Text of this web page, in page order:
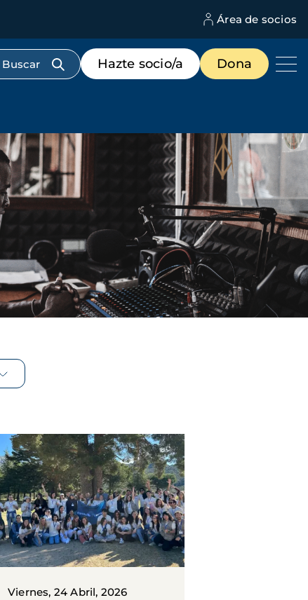
Área de socios
Menú
de
destacados
Hazte socio/a Dona
Viernes, 24 Abril, 2026